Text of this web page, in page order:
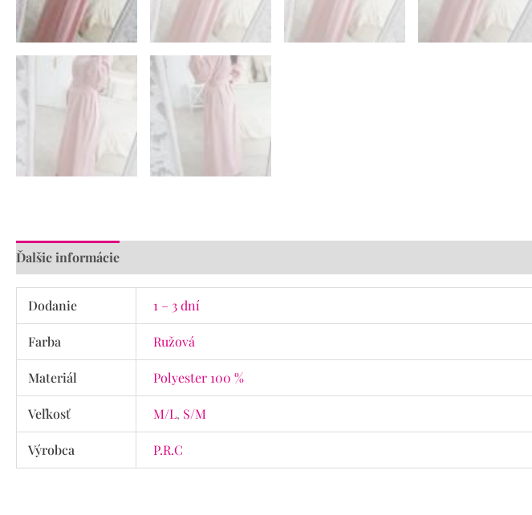
Ďalšie informácie
Dodanie 1 – 3 dní
Farba Ružová
Materiál Polyester 100 %
Veľkosť M/L, S/M
Výrobca P.R.C